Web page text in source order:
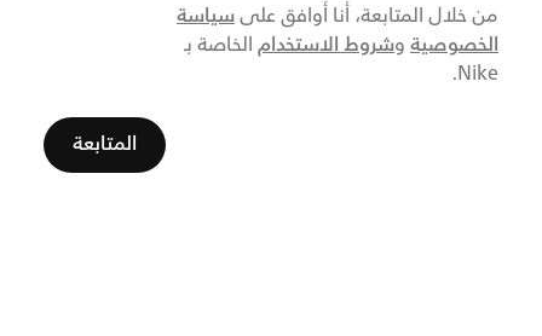
من خلال المتابعة، أنا أوافق علىسياسة
الخصوصية وشروط الاستخدام الخاصة بـ
Nike.
المتابعة